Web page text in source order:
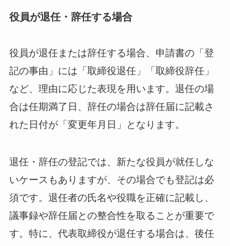
役員が退任・辞任する場合
役員が退任または辞任する場合、申請書の「登
記の事由」には「取締役退任」「取締役辞任」
など、理由に応じた表現を用います。退任の場
合は任期満了日、辞任の場合は辞任届に記載さ
れた日付が「変更年月日」となります。
退任・辞任の登記では、新たな役員が就任しな
いケースもありますが、その場合でも登記は必
須です。退任者の氏名や役職を正確に記載し、
議事録や辞任届との整合性を取ることが重要で
す。特に、代表取締役が退任する場合は、後任